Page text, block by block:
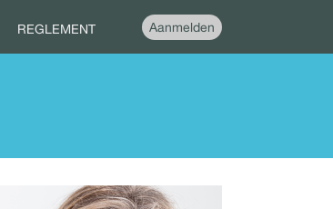
REGLEMENT Aanmelden